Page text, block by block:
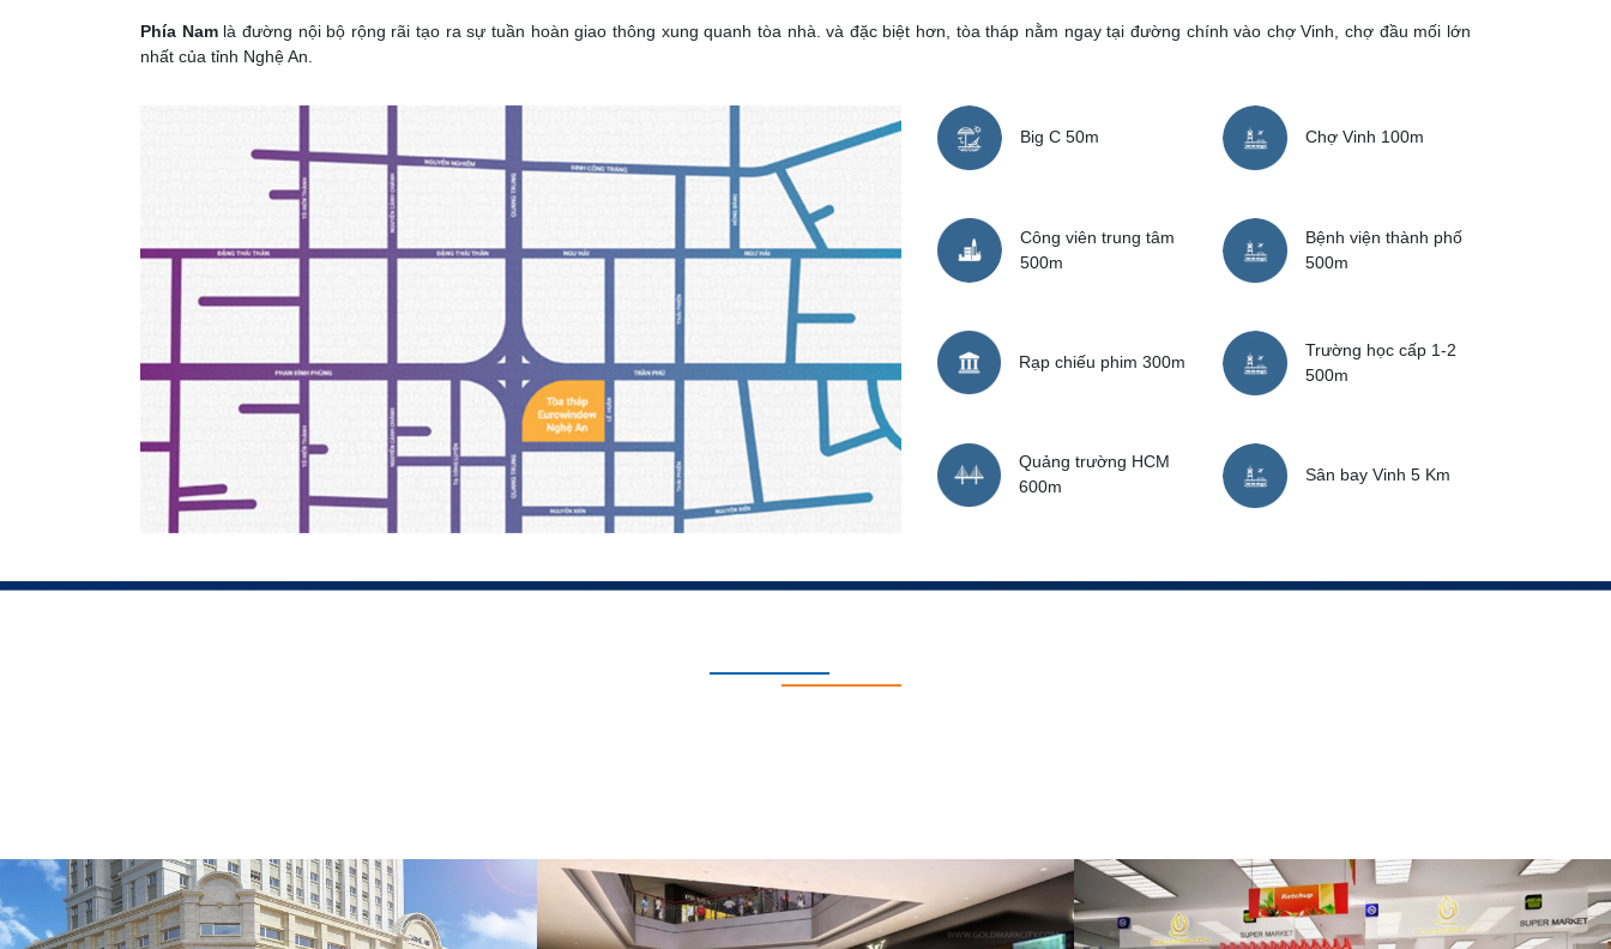
Phía Namlà đường nội bộ rộng rãi tạo ra sự tuần hoàn giao thông xung quanh tòa nhà. và đặc biệt hơn, tòa tháp nằm ngay tại đường chính vào chợ Vinh, chợ đầu mối lớn
nhất của tỉnh Nghệ An.
Big C 50m Chợ Vinh 100m
Công viên trung tâm
500m
Bệnh viện thành phố
500m
Rạp chiếu phim 300m
Trường học cấp 1-2
500m
Quảng trường HCM
600m
Sân bay Vinh 5 Km